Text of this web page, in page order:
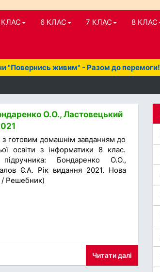
КЛАС 6 КЛАС 7 КЛАС 8 КЛАС
"Повернись живим" - Разом до перемоги!
О.О., Ластовецький
готовим домашнім завданням до
освіти з інформатики 8 клас.
Бондаренко О.О.,
Є.А. Рік видання 2021. Нова
/ Решебник)
Читати далі